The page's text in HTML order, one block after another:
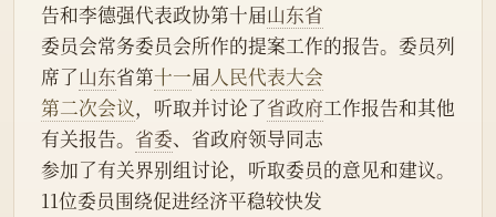
告和李德强代表政协第十届山东省
委员会常务委员会所作的提案工作的报告。委员列
席了山东省第十一届人民代表大会
第二次会议，听取并讨论了省政府工作报告和其他
有关报告。 省委、省政府领导同志
参加了有关界别组讨论，听取委员的意见和建议。
11位委员围绕促进经济平稳较快发